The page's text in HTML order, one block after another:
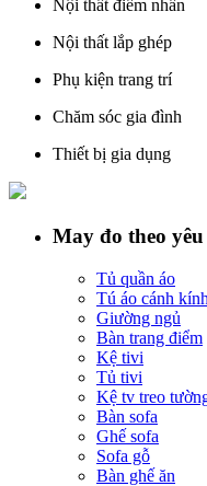
Nội thất điểm nhấn
Nội thất lắp ghép
Phụ kiện trang trí
Chăm sóc gia đình
Thiết bị gia dụng
May đo theo yêu
Tủ quần áo
Tú áo cánh kính
Giường ngủ
Bàn trang điểm
Kệ tivi
Tủ tivi
Kệ tv treo
Bàn sofa
Ghế sofa
Sofa gỗ
Bàn ghế ăn